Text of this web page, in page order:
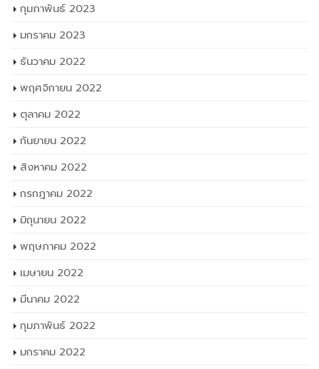
กุมภาพันธ์ 2023
มกราคม 2023
ธันวาคม 2022
พฤศจิกายน 2022
ตุลาคม 2022
กันยายน 2022
สิงหาคม 2022
กรกฎาคม 2022
มิถุนายน 2022
พฤษภาคม 2022
เมษายน 2022
มีนาคม 2022
กุมภาพันธ์ 2022
มกราคม 2022